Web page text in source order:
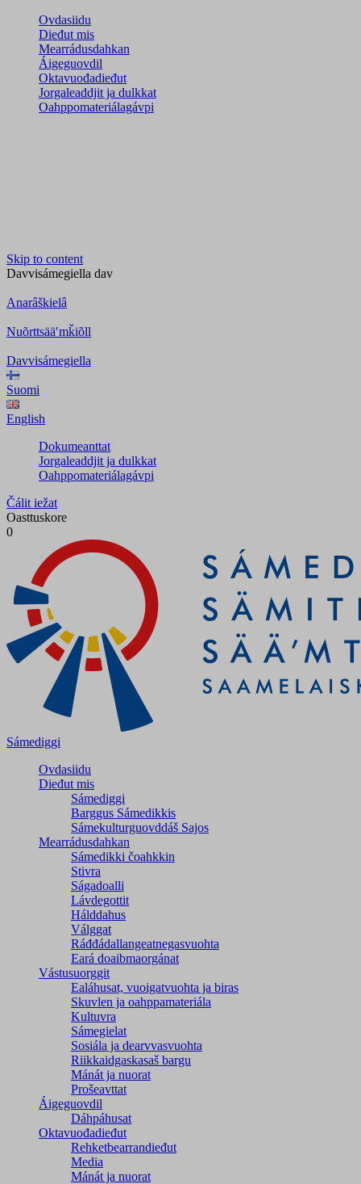
Ovdasiidu
Dieđut mis
Mearrádusdahkan
Áigeguovdil
Oktavuođadieđut
Jorgaleaddjit ja dulkkat
Oahppomateriálagávpi
Skip to content
Davvisámegiella dav
Anarâškielâ
Nuõrttsääʹmǩiõll
Davvisámegiella
Suomi
English
Dokumeanttat
Jorgaleaddjit ja dulkkat
Oahppomateriálagávpi
Čálit iežat
Oasttuskore
0
Sámediggi
Ovdasiidu
Dieđut mis
Sámediggi
Barggus Sámedikkis
Sámekulturguovddáš Sajos
Mearrádusdahkan
Sámedikki čoahkkin
Stivra
Ságadoalli
Lávdegottit
Hálddahus
Válggat
Ráđđádallangeatnegas­vuohta
Eará doaibmaorgánat
Vástusuorggit
Ealáhusat, vuoigatvuohta ja biras
Skuvlen ja oahppamateriála
Kultuvra
Sámegielat
Sosiála ja dearvvasvuohta
Riikkaidgaskasaš bargu
Mánát ja nuorat
Prošeavttat
Áigeguovdil
Dáhpáhusat
Oktavuođadieđut
Rehketbearrandieđut
Media
Mánát ja nuorat